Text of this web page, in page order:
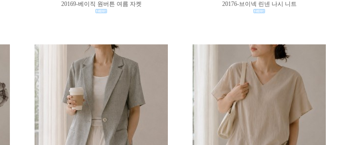
20169-베이직 원버튼 여름 자켓 20176-브이넥 린넨 나시 니트